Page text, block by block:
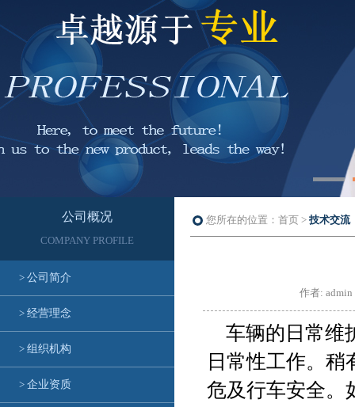
公司概况
COMPANY PROFILE
> 公司简介
> 经营理念
> 组织机构
> 企业资质
您所在的位置：首页 > 技术交流
作者:
车辆的日常维
日常性工作。
危及行车安全。